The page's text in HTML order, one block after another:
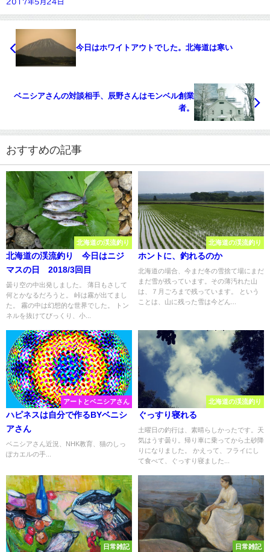
2017年5月24日
今日はホワイトアウトでした。北海道は寒い
ベニシアさんの対談相手、辰野さんはモンベル創業
者。
おすすめの記事
北海道の渓流釣り
北海道の渓流釣り 今日はニジ
マスの日 2018/3回目
曇り空の中出発しました。 薄日もさして
何とかなるだろうと。 峠は霧が出てまし
た。 霧の中は幻想的な世界でした。 トン
ネルを抜けてびっくり、小...
北海道の渓流釣り
ホントに、釣れるのか
北海道の場合、今まだ冬の雪捨て場にまだ
まだ雪が残っています。その薄汚れた山
は、７月ごろまで残っています。 という
ことは、山に残った雪は今どん...
アートとベニシアさん
ハピネスは自分で作るBYベニシ
アさん
ベニシアさん近況、NHK教育、猫のしっ
ぽカエルの手...
北海道の渓流釣り
ぐっすり寝れる
土曜日の釣行は、素晴らしかったです。天
気はうす曇り。帰り車に乗ってから土砂降
りになりました。 かえって、フライにし
て食べて、ぐっすり寝ました...
日常雑記 日常雑記